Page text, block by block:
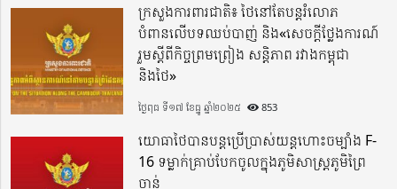
ក្រសួងការពារជាតិ៖ ថៃនៅតែបន្តរំលោភ
បំពានលើបទឈប់បាញ់ និង«សេចក្តីថ្លែងការណ៍
រួមស្តីពីកិច្ចព្រមព្រៀង សន្តិភាព រវាងកម្ពុជា
និងថៃ»
ថ្ងៃពុធ ទី១៧ ខែធ្នូ ឆ្នាំ២០២៥ 853
យោធាថៃបានបន្តប្រើប្រាស់យន្តហោះចម្បាំង F-
16 ទម្លាក់គ្រាប់បែកចូលក្នុងភូមិសាស្ត្រភូមិព្រៃ
ចាន់